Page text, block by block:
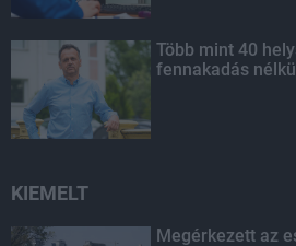
Több mint 40
fennakadás
KIEMELT
Megérkezett az